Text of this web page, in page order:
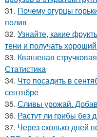
31. Почему огурцы
полив
32. Узнайте, какие
тени и получать
33. Квашеная
Статистика
34. Что посадить в
сентябре
35. Сливы урожай.
36. Растут ли грибы без
37. Через сколько дней